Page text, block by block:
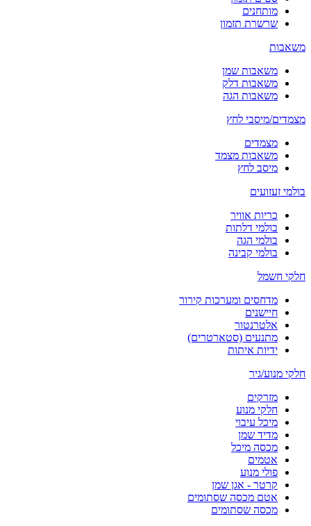
מותחנים
שרשרת תזמון
משאבות
משאבות שמן
משאבות דלק
משאבות הגה
מצמדים/מיסבי לחץ
מצמדים
משאבות מצמד
מיסב לחץ
בולמי זעזועים
כריות אוויר
בולמי דלתות
בולמי הגה
בולמי קבינה
חלקי חשמל
מדחסים ומערכות קירור
חיישנים
אלטרנטור
מתנעים (סטארטרים)
ידיות איתות
חלקי מנוע/גיר
מזרקים
חלקי מנוע
מיכל עיבוי
מדיד שמן
מכסה מיכל
אטמים
פולי מנוע
קרטר - אגן שמן
אטם מכסה שסתומים
מכסה שסתומים